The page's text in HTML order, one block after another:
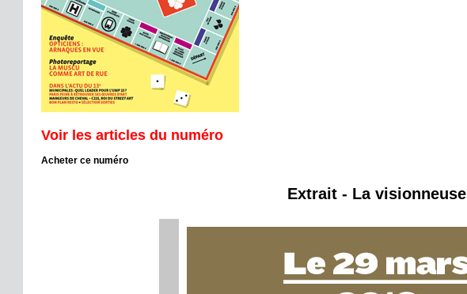
Voir les articles du numéro
Acheter ce numéro
Extrait - La visionneuse